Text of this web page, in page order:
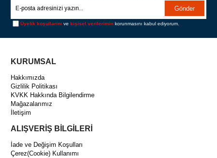
Gönder
Üyelik koşullarını vekişisel verilerimin korunmasını kabul ediyorum.
KURUMSAL
Hakkımızda
Gizlilik Politikası
KVKK Hakkında Bilgilendirme
Mağazalarımız
İletişim
ALIŞVERİŞ BİLGİLERİ
İade ve Değişim Koşulları
Çerez(Cookie) Kullanımı